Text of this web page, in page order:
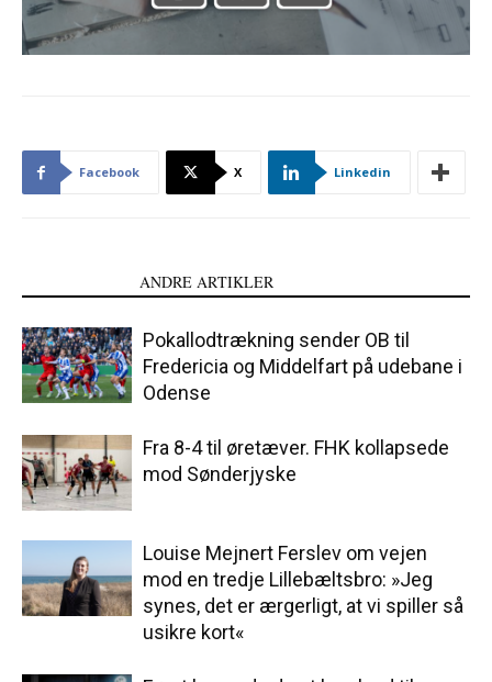
Facebook X Linkedin
ANDRE ARTIKLER
Pokallodtrækning sender OB til
Fredericia og Middelfart på udebane i
Odense
Fra 8-4 til øretæver. FHK kollapsede
mod Sønderjyske
Louise Mejnert Ferslev om vejen
mod en tredje Lillebæltsbro: »Jeg
synes, det er ærgerligt, at vi spiller så
usikre kort«